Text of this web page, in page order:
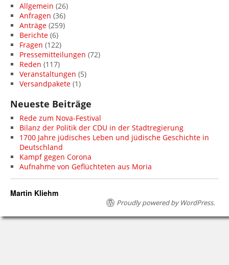
Allgemein (26)
Anfragen (36)
Anträge (259)
Berichte (6)
Fragen (122)
Pressemitteilungen (72)
Reden (117)
Veranstaltungen (5)
Versandpakete (1)
Neueste Beiträge
Rede zum Nova-Festival
Bilanz der Politik der CDU in der Stadtregierung
1700 Jahre jüdisches Leben und jüdische Geschichte in
Deutschland
Kampf gegen Corona
Aufnahme von Geflüchteten aus Moria
Martin Kliehm
Proudly powered by WordPress.